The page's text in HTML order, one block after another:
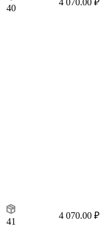
40
41
4 070.00 ₽